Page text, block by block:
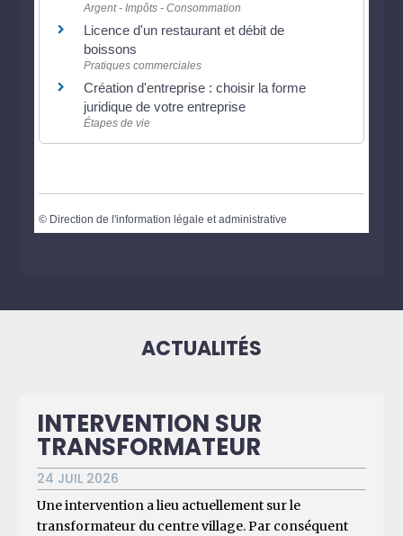
Argent - Impôts - Consommation
Licence d'un restaurant et débit de
boissons
Pratiques commerciales
Création d'entreprise : choisir la forme
juridique de votre entreprise
Étapes de vie
© Direction de l'information légale et administrative
ACTUALITÉS
INTERVENTION SUR
TRANSFORMATEUR
24 JUIL 2026
Une intervention a lieu actuellement sur le
transformateur du centre village. Par conséquent